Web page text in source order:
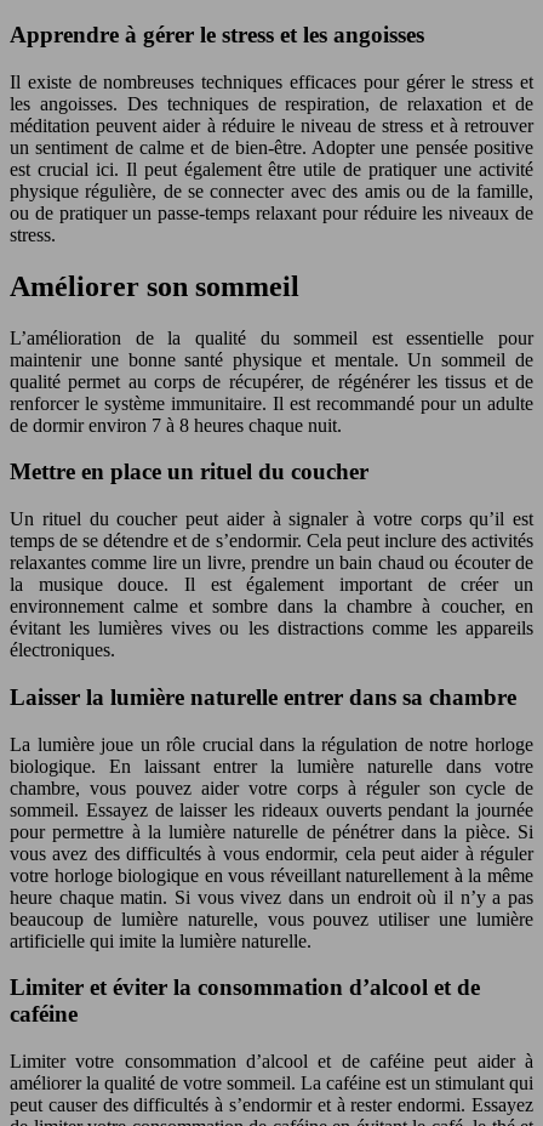
Apprendre à gérer le stress et les angoisses
Il existe de nombreuses techniques efficaces pour gérer le stress et
les angoisses. Des techniques de respiration, de relaxation et de
méditation peuvent aider à réduire le niveau de stress et à retrouver
un sentiment de calme et de bien-être. Adopter une pensée positive
est crucial ici. Il peut également être utile de pratiquer une activité
physique régulière, de se connecter avec des amis ou de la famille,
ou de pratiquer un passe-temps relaxant pour réduire les niveaux de
stress.
Améliorer son sommeil
L’amélioration de la qualité du sommeil est essentielle pour
maintenir une bonne santé physique et mentale. Un sommeil de
qualité permet au corps de récupérer, de régénérer les tissus et de
renforcer le système immunitaire. Il est recommandé pour un adulte
de dormir environ 7 à 8 heures chaque nuit.
Mettre en place un rituel du coucher
Un rituel du coucher peut aider à signaler à votre corps qu’il est
temps de se détendre et de s’endormir. Cela peut inclure des activités
relaxantes comme lire un livre, prendre un bain chaud ou écouter de
la musique douce. Il est également important de créer un
environnement calme et sombre dans la chambre à coucher, en
évitant les lumières vives ou les distractions comme les appareils
électroniques.
Laisser la lumière naturelle entrer dans sa chambre
La lumière joue un rôle crucial dans la régulation de notre horloge
biologique. En laissant entrer la lumière naturelle dans votre
chambre, vous pouvez aider votre corps à réguler son cycle de
sommeil. Essayez de laisser les rideaux ouverts pendant la journée
pour permettre à la lumière naturelle de pénétrer dans la pièce. Si
vous avez des difficultés à vous endormir, cela peut aider à réguler
votre horloge biologique en vous réveillant naturellement à la même
heure chaque matin. Si vous vivez dans un endroit où il n’y a pas
beaucoup de lumière naturelle, vous pouvez utiliser une lumière
artificielle qui imite la lumière naturelle.
Limiter et éviter la consommation d’alcool et de
caféine
Limiter votre consommation d’alcool et de caféine peut aider à
améliorer la qualité de votre sommeil. La caféine est un stimulant qui
peut causer des difficultés à s’endormir et à rester endormi. Essayez